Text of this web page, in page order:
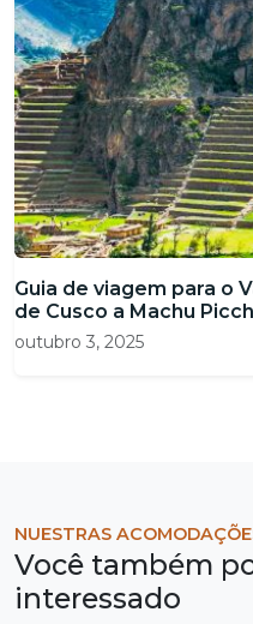
Guia de viagem para o
de Cusco a Machu
outubro 3, 2025
NUESTRAS
Você também
interessado